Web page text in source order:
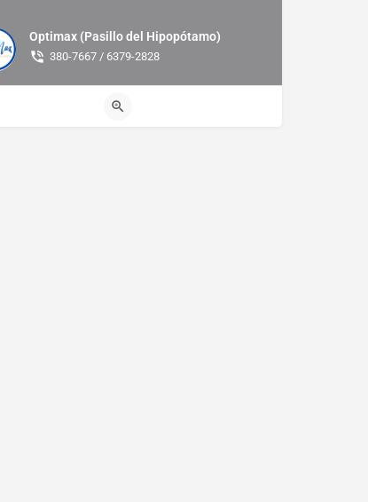
Optimax (Pasillo del Hipopótamo)
380-7667 / 6379-2828